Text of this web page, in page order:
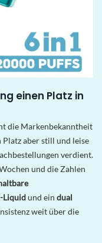
einen Platz in
die Markenbekanntheit
Platz aber still und leise
verdient.
und die Zahlen
Liquidund ein dual
weit über die